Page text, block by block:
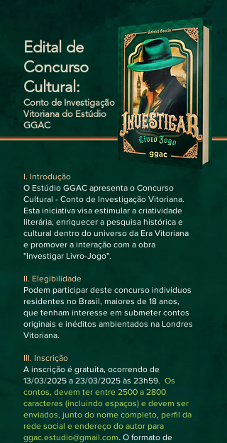
Edital de
Concurso
Cultural:
Conto de Investigação
Vitoriana do Estúdio
GGAC
I. Introdução
O Estúdio GGAC apresenta o Concurso
Cultural - Conto de Investigação Vitoriana.
Esta iniciativa visa estimular a criatividade
literária, enriquecer a pesquisa histórica e
cultural dentro do universo da Era Vitoriana
e promover a interação com a obra
"Investigar Livro-Jogo".
II. Elegibilidade
Podem participar deste concurso indivíduos
residentes no Brasil, maiores de 18 anos,
que tenham interesse em submeter contos
originais e inéditos ambientados na Londres
Vitoriana.
III. Inscrição
A inscrição é gratuita, ocorrendo de
13/03/2025 a 23/03/2025 às 23h59. Os
contos, devem ter entre 2500 a 2800
caracteres (incluindo espaços) e devem ser
enviados, junto do nome completo, perfil da
rede social e endereço do autor para
ggac.estudio@gmail.com. O formato de